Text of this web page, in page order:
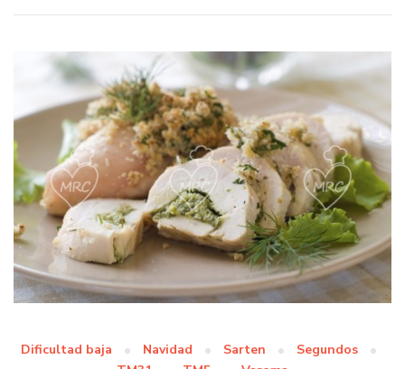
Dificultad baja Navidad Sarten
Segundos